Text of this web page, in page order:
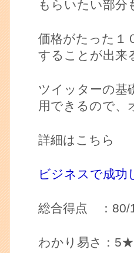
もらいたい部分
価格がたった１
することが出来
ツイッターの基
用できるので、
詳細はこちら
ビジネスで成功
総合得点 ：80/
わかり易さ